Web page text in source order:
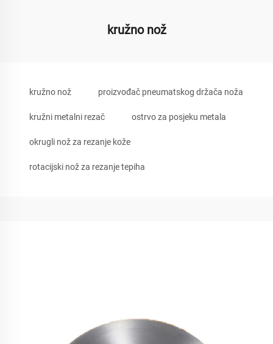
kružno nož
kružno nož proizvođač pneumatskog držača noža
kružni metalni rezač ostrvo za posjeku metala
okrugli nož za rezanje kože
rotacijski nož za rezanje tepiha